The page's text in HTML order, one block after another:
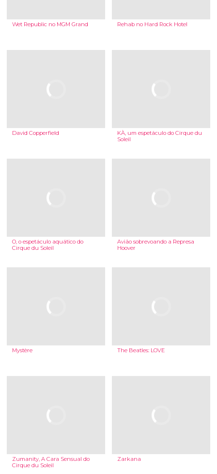
Wet Republic no MGM Grand Rehab no Hard Rock Hotel
David Copperfield
KÀ, um espetáculo do Cirque du
Soleil
O, o espetáculo aquático do
Cirque du Soleil
Avião sobrevoando a Represa
Hoover
Mystère The Beatles: LOVE
Zumanity, A Cara Sensual do
Cirque du Soleil
Zarkana